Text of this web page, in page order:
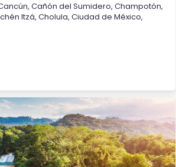
, Cañón del Sumidero, Champotón,
Itzá, Cholula, Ciudad de México,